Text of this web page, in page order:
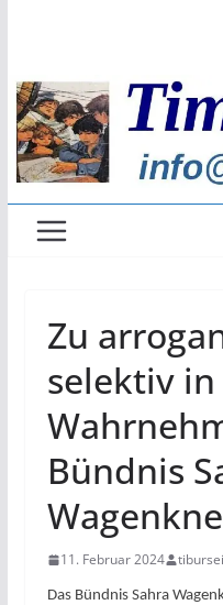
Zu
selektiv
Bündnis
11. Februar 2024
Das Bündnis Sahra